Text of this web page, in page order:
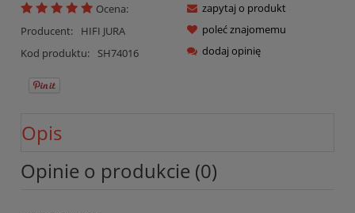
Ocena:
Producent:
HIFI JURA
Kod produktu:
SH74016
zapytaj o produkt
poleć znajomemu
dodaj opinię
Opis
Opinie o produkcie (0)